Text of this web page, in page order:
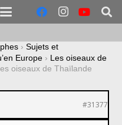
› Sujets et
Europe › Les oiseaux de
oiseaux de Thaïlande
#31377